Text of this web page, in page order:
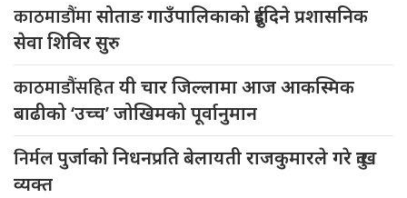
काठमाडौंमासोताङ गाउँपालिकाको दुईदिने प्रशासनिक
सेवा शिविर सुरु
काठमाडौंसहितयी चार जिल्लामा आज आकस्मिक
बाढीको ‘उच्च’ जोखिमको पूर्वानुमान
निर्मलपुर्जाको निधनप्रति बेलायती राजकुमारले गरे दुःख
व्यक्त